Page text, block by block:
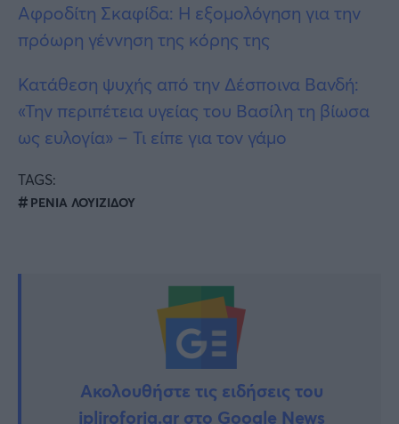
Αφροδίτη Σκαφίδα: Η εξομολόγηση για την
πρόωρη γέννηση της κόρης της
Κατάθεση ψυχής από την Δέσποινα Βανδή:
«Την περιπέτεια υγείας του Βασίλη τη βίωσα
ως ευλογία» – Τι είπε για τον γάμο
TAGS:
ΡΕΝΙΑ ΛΟΥΙΖΙΔΟΥ
Ακολουθήστε τις ειδήσεις του
ipliroforia.gr στο Google News